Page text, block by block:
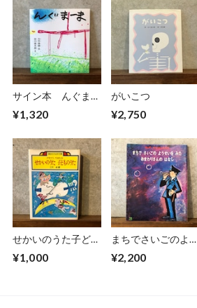
サイン本 んぐまー
¥1,320
がいこつ
¥2,750
せかいのうた子ども
¥1,000
まちでさいごのよう
さんのはなし
¥2,200